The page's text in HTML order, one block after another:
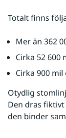
Totalt finns
Mer än 362
Cirka 52 600
Cirka 900
Otydlig
Den dras
den binder